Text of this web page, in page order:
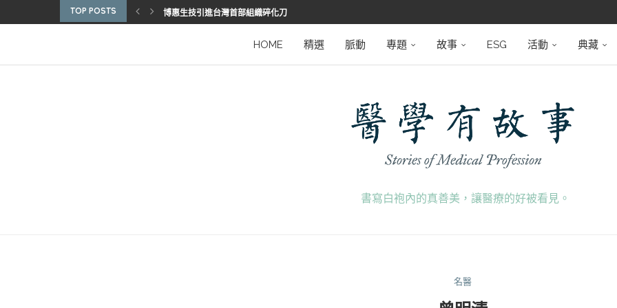
TOP POSTS 博惠生技引進台灣首部組織碎化刀
2025優秀護理人員表揚 看見疫後醫護堅韌
從臨床到國際舞台 江秉穎醫師的睡眠醫學之路
陳曾基院長：從紅榜少年到偏鄉醫院守望者
臺灣腦健康協會學術研討會 腦疾權威重磅登場
HOME 精選 脈動 專題 故事 ESG 活動 典藏
書寫白袍內的真善美，讓醫療的好被看見。
名醫